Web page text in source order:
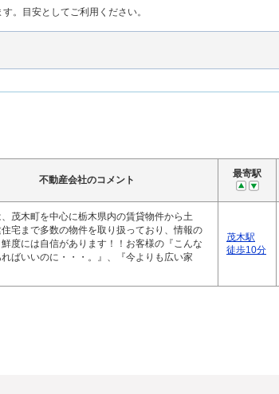
。目安としてご利用ください。
不動産会社のコメント
最寄駅
茂木町を中心に栃木県内の賃貸物件から土
宅まで多数の物件を取り扱っており、情報の
度には自信があります！！お客様の『こんな
ばいいのに・・・。』、『今よりも広い家
茂木駅
徒歩10分